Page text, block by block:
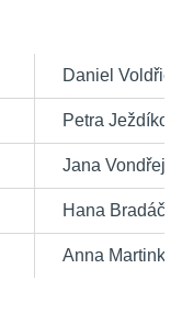
Daniel
Petra
Jana
Hana
Anna